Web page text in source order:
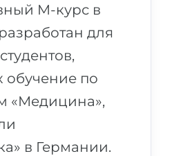
M-курс в
для
по
«Медицина»,
в Германии.